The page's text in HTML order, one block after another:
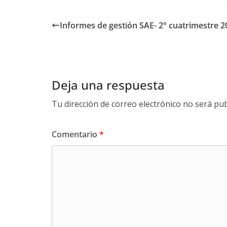
Informes de gestión SAE- 2° cuatrimestre
Deja una respuesta
Tu dirección de correo electrónico no será
Comentario *